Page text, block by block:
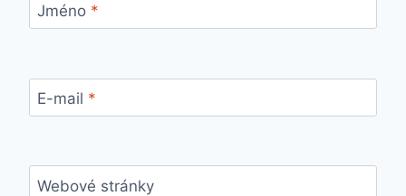
Jméno *
E-mail *
Webové stránky